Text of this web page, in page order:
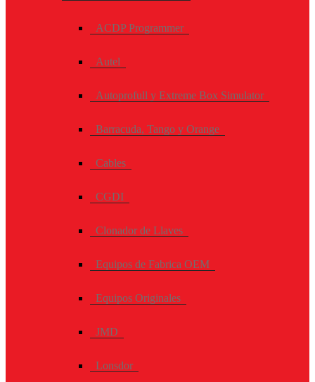
ACDP Programmer
Autel
Autoprofull y Extreme Box Simulator
Barracuda, Tango y Orange
Cables
CGDI
Clonador de Llaves
Equipos de Fabrica OEM
Equipos Originales
JMD
Lonsdor